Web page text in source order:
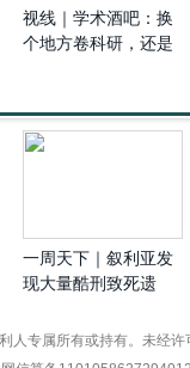
视线｜学术酒吧：换
个地方卷科研，还是
一周天下｜叙利亚发
现大量酷刑致死遗
令被炸身亡
专属所有或持有。未经